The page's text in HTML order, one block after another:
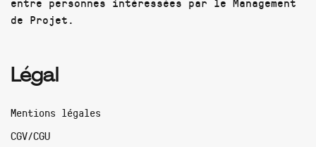
de Projet.
Légal
Mentions légales
CGV/CGU